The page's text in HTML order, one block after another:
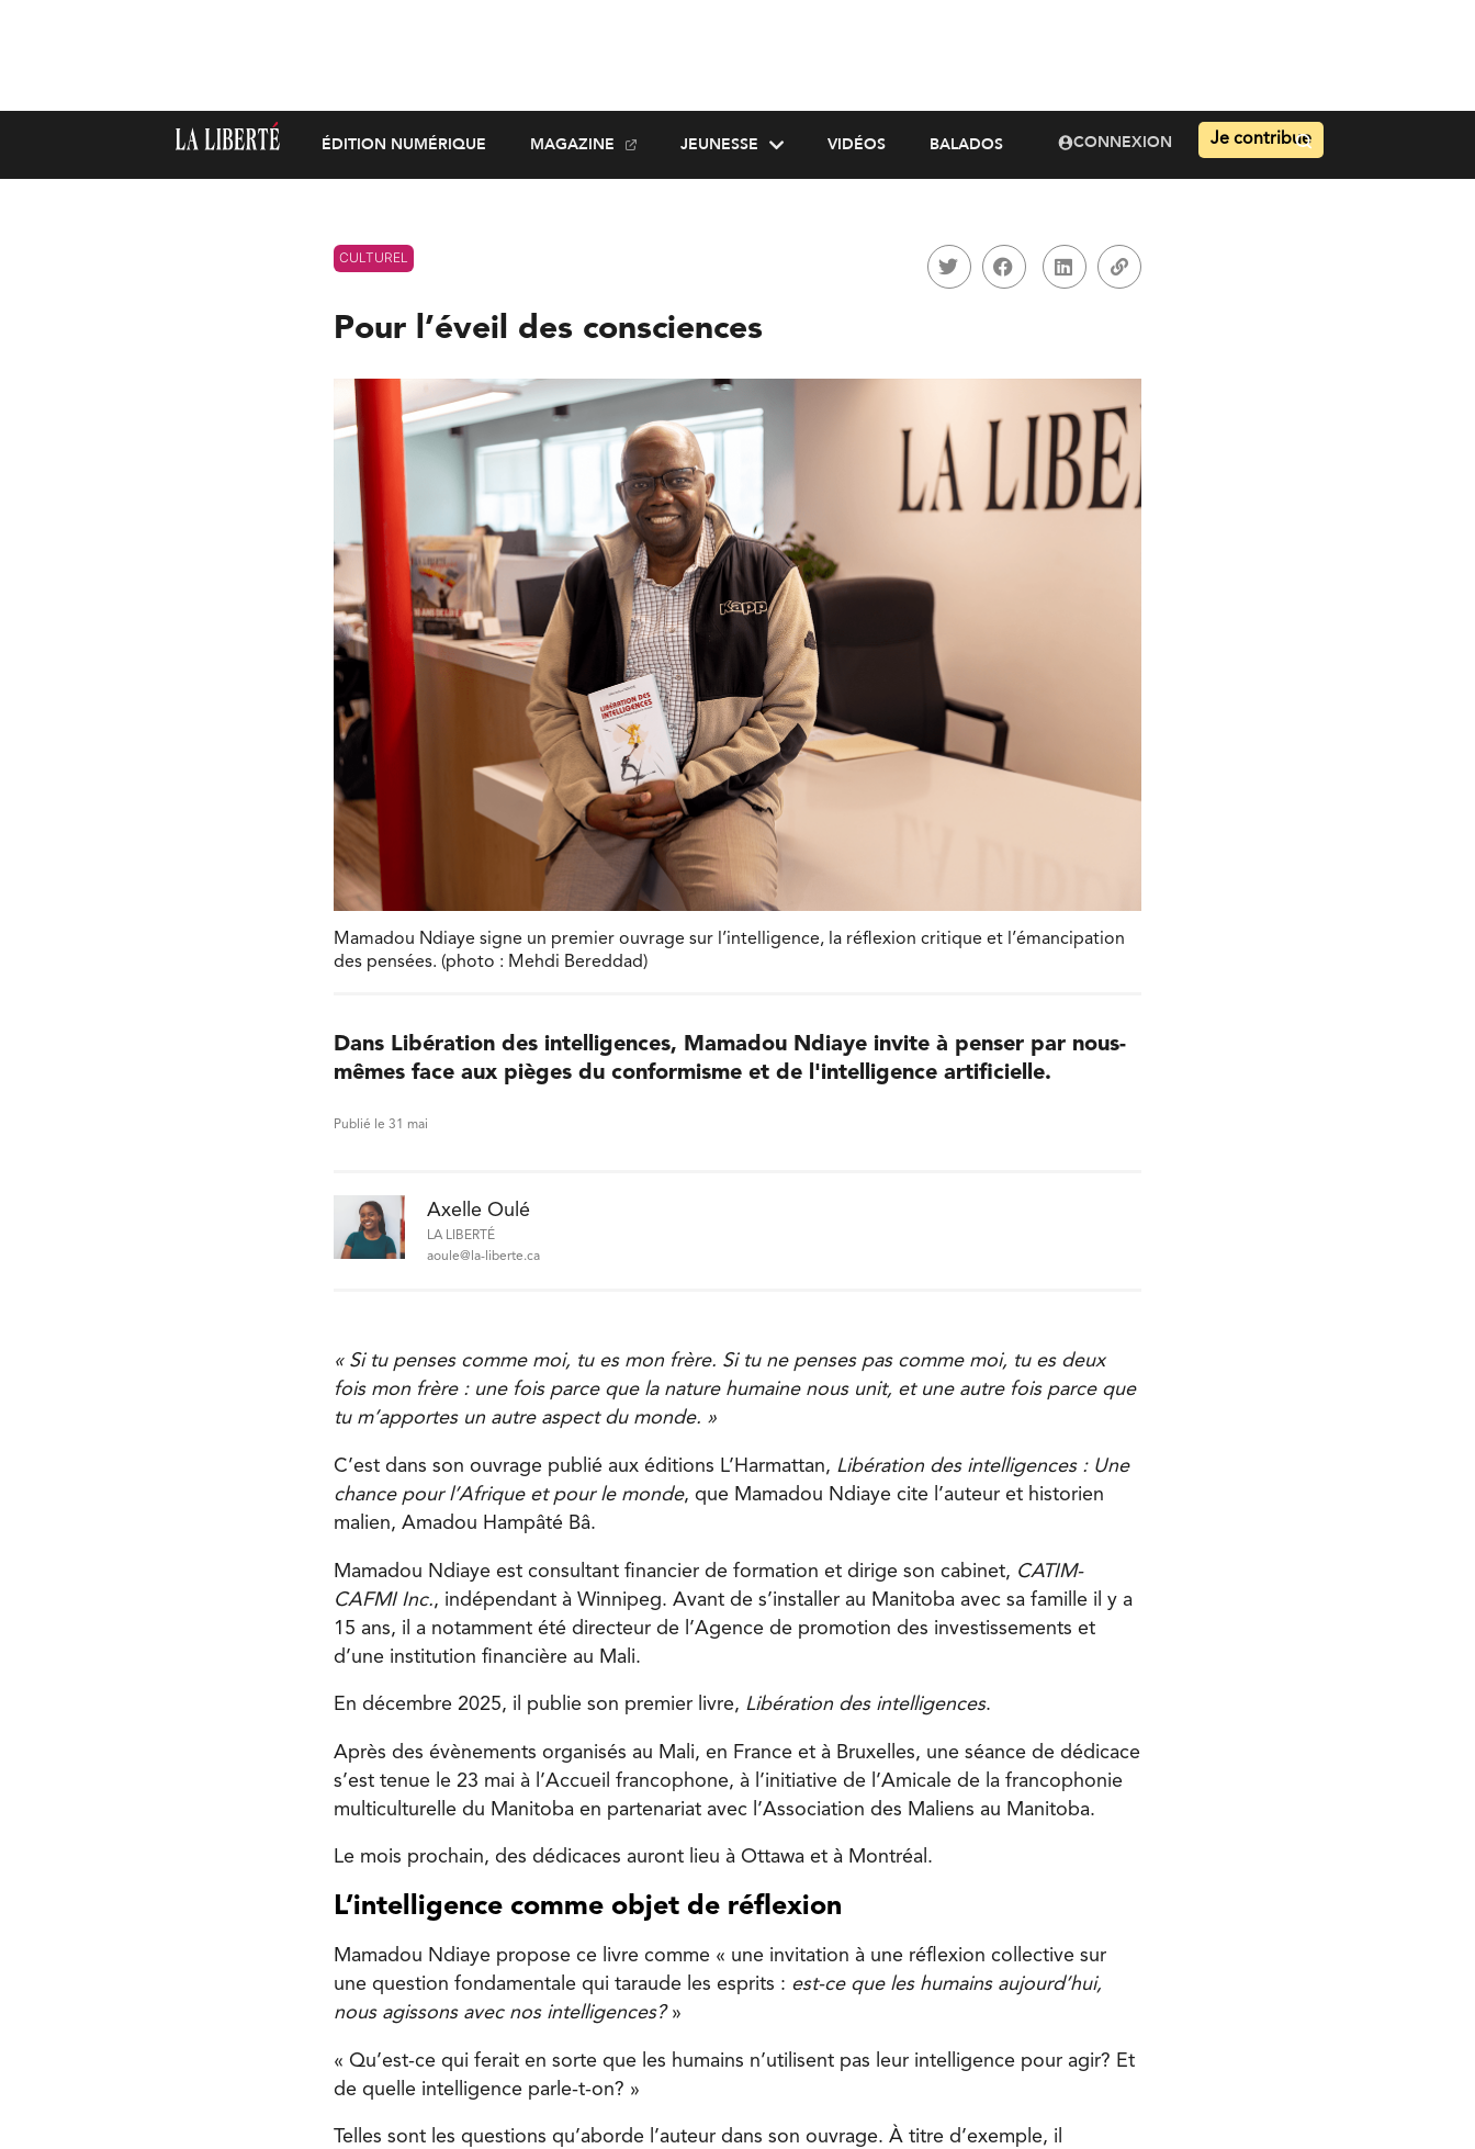
ÉDITION NUMÉRIQUE MAGAZINE JEUNESSE VIDÉOS BALADOS CONNEXION Je contribue
CULTUREL
Pour l’éveil des consciences
Mamadou Ndiaye signe un premier ouvrage sur l’intelligence, la réflexion critique et l’émancipation
des pensées. (photo : Mehdi Bereddad)
Dans Libération des intelligences, Mamadou Ndiaye invite à penser par nous-
mêmes face aux pièges du conformisme et de l'intelligence artificielle.
Publié le 31 mai
Axelle Oulé
LA LIBERTÉ
aoule@la-liberte.ca
« Si tu penses comme moi, tu es mon frère. Si tu ne penses pas comme moi, tu es deux
fois mon frère : une fois parce que la nature humaine nous unit, et une autre fois parce que
tu m’apportes un autre aspect du monde. »
C’est dans son ouvrage publié aux éditions L’Harmattan, Libération des intelligences : Une
chance pour l’Afrique et pour le monde, que Mamadou Ndiaye cite l’auteur et historien
malien, Amadou Hampâté Bâ.
Mamadou Ndiaye est consultant financier de formation et dirige son cabinet, CATIM-
CAFMI Inc., indépendant à Winnipeg. Avant de s’installer au Manitoba avec sa famille il y a
15 ans, il a notamment été directeur de l’Agence de promotion des investissements et
d’une institution financière au Mali.
En décembre 2025, il publie son premier livre, Libération des intelligences.
Après des évènements organisés au Mali, en France et à Bruxelles, une séance de dédicace
s’est tenue le 23 mai à l’Accueil francophone, à l’initiative de l’Amicale de la francophonie
multiculturelle du Manitoba en partenariat avec l’Association des Maliens au Manitoba.
Le mois prochain, des dédicaces auront lieu à Ottawa et à Montréal.
L’intelligence comme objet de réflexion
Mamadou Ndiaye propose ce livre comme « une invitation à une réflexion collective sur
une question fondamentale qui taraude les esprits : est-ce que les humains aujourd’hui,
nous agissons avec nos intelligences?»
« Qu’est-ce qui ferait en sorte que les humains n’utilisent pas leur intelligence pour agir? Et
de quelle intelligence parle-t-on? »
Telles sont les questions qu’aborde l’auteur dans son ouvrage. À titre d’exemple, il